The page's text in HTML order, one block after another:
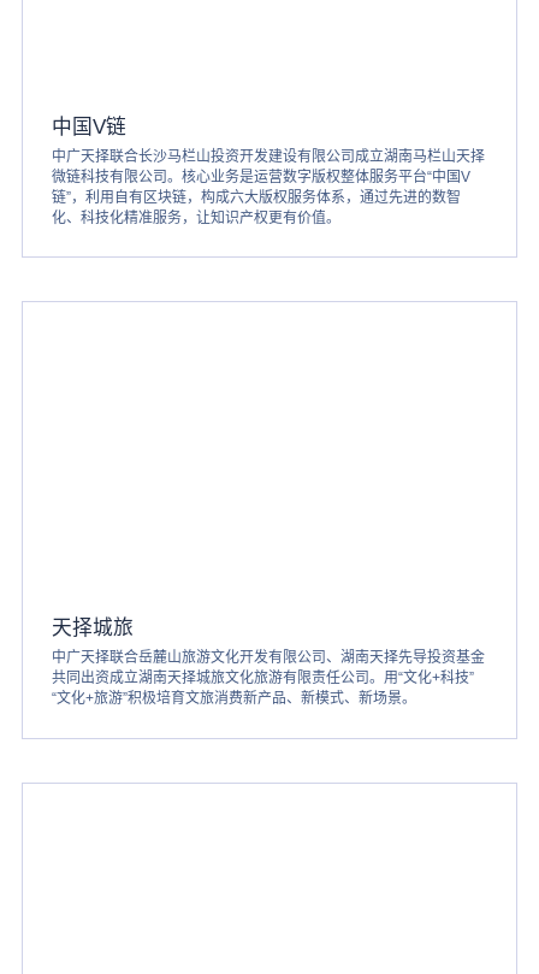
中国V链
中广天择联合长沙马栏山投资开发建设有限公司成立湖南马栏山天择
微链科技有限公司。核心业务是运营数字版权整体服务平台“中国V
链”，利用自有区块链，构成六大版权服务体系，通过先进的数智
化、科技化精准服务，让知识产权更有价值。
天择城旅
中广天择联合岳麓山旅游文化开发有限公司、湖南天择先导投资基金
共同出资成立湖南天择城旅文化旅游有限责任公司。用“文化+科技”
“文化+旅游”积极培育文旅消费新产品、新模式、新场景。